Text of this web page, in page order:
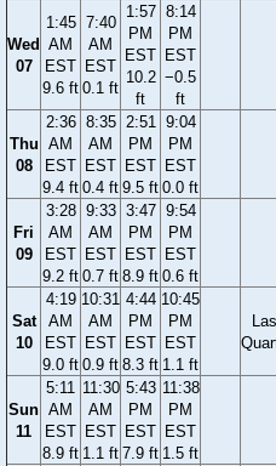
Wed
07
1:45
AM
EST
9.6 ft
7:40
AM
EST
0.1 ft
1:57
PM
EST
10.2
ft
8:14
PM
EST
−0.5
ft
Thu
08
2:36
AM
EST
9.4 ft
8:35
AM
EST
0.4 ft
2:51
PM
EST
9.5 ft
9:04
PM
EST
0.0 ft
Fri
09
3:28
AM
EST
9.2 ft
9:33
AM
EST
0.7 ft
3:47
PM
EST
8.9 ft
9:54
PM
EST
0.6 ft
Sat
10
4:19
AM
EST
9.0 ft
10:31
AM
EST
0.9 ft
4:44
PM
EST
8.3 ft
10:45
PM
EST
1.1 ft
Sun
11
5:11
AM
EST
8.9 ft
11:30
AM
EST
1.1 ft
5:43
PM
EST
7.9 ft
11:38
PM
EST
1.5 ft